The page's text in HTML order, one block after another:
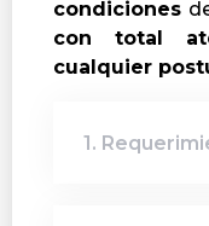
condiciones
con total
cualquier
1.